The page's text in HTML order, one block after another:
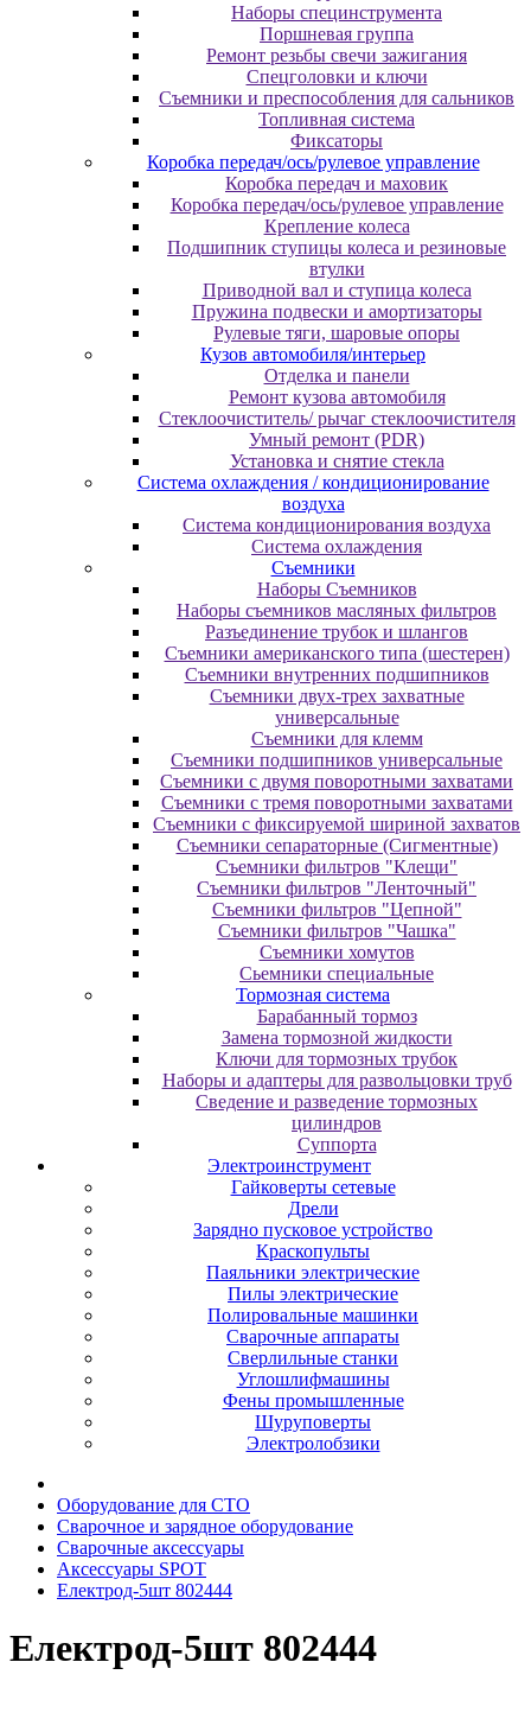
Наборы специнструмента
Поршневая группа
Ремонт резьбы свечи зажигания
Спецголовки и ключи
Съемники и преспособления для сальников
Топливная система
Фиксаторы
Коробка передач/ось/рулевое управление
Коробка передач и маховик
Коробка передач/ось/рулевое управление
Крепление колеса
Подшипник ступицы колеса и резиновые
втулки
Приводной вал и ступица колеса
Пружина подвески и амортизаторы
Рулевые тяги, шаровые опоры
Кузов автомобиля/интерьер
Отделка и панели
Ремонт кузова автомобиля
Стеклоочиститель/ рычаг стеклоочистителя
Умный ремонт (PDR)
Установка и снятие стекла
Система охлаждения / кондиционирование
воздуха
Система кондиционирования воздуха
Система охлаждения
Съемники
Наборы Съемников
Наборы съемников масляных фильтров
Разъединение трубок и шлангов
Съемники американского типа (шестерен)
Съемники внутренних подшипников
Съемники двух-трех захватные
универсальные
Съемники для клемм
Съемники подшипников универсальные
Съемники с двумя поворотными захватами
Съемники с тремя поворотными захватами
Съемники с фиксируемой шириной захватов
Съемники сепараторные (Сигментные)
Съемники фильтров "Клещи"
Съемники фильтров "Ленточный"
Съемники фильтров "Цепной"
Съемники фильтров "Чашка"
Съемники хомутов
Сьемники специальные
Тормозная система
Барабанный тормоз
Замена тормозной жидкости
Ключи для тормозных трубок
Наборы и адаптеры для развольцовки труб
Сведение и разведение тормозных
цилиндров
Суппорта
Электроинструмент
Гайковерты сетевые
Дрели
Зарядно пусковое устройство
Краскопульты
Паяльники электрические
Пилы электрические
Полировальные машинки
Сварочные аппараты
Сверлильные станки
Углошлифмашины
Фены промышленные
Шуруповерты
Электролобзики
Oбopудoвaниe для CTO
Cвapoчнoe и зарядное оборудование
Сварочные аксессуары
Аксессуары SPOT
Електрод-5шт 802444
Електрод-5шт 802444